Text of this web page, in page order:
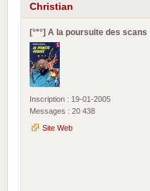
Christian
[°*°] A la poursuite des scans
Inscription : 19-01-2005
Messages : 20 438
Site Web